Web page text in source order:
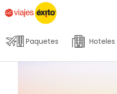
Paquetes Hoteles